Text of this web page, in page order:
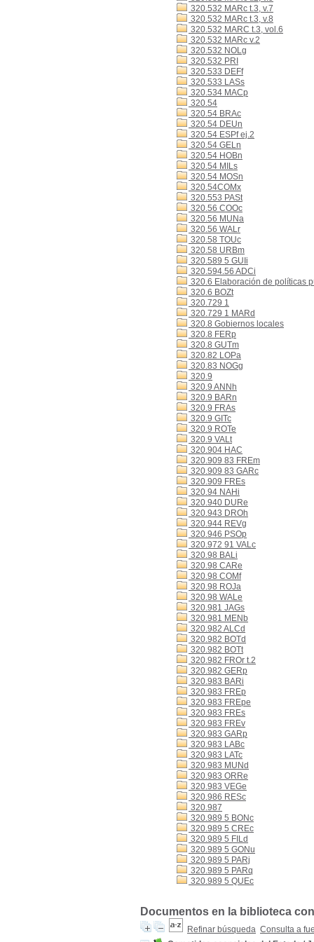
320.532 MARc t.3, v.7
320.532 MARc t.3, v.8
320.532 MARC t.3, vol.6
320.532 MARc v.2
320.532 NOLg
320.532 PRI
320.533 DEFf
320.533 LASs
320.534 MACp
320.54
320.54 BRAc
320.54 DEUn
320.54 ESPf ej.2
320.54 GELn
320.54 HOBn
320.54 MILs
320.54 MOSn
320.54COMx
320.553 PASt
320.56 COOc
320.56 MUNa
320.56 WALr
320.58 TOUc
320.58 URBm
320.589 5 GUIi
320.594.56 ADCi
320.6 Elaboración de políticas
320.6 BOZt
320.729 1
320.729 1 MARd
320.8 Gobiernos locales
320.8 FERp
320.8 GUTm
320.82 LOPa
320.83 NOGg
320.9
320.9 ANNh
320.9 BARn
320.9 FRAs
320.9 GITc
320.9 ROTe
320.9 VALt
320.904 HAC
320.909 83 FREm
320.909 83 GARc
320.909 FREs
320.94 NAHi
320.940 DURe
320.943 DROh
320.944 REVg
320.946 PSOp
320.972 91 VALc
320.98 BALi
320.98 CARe
320.98 COMf
320.98 ROJa
320.98 WALe
320.981 JAGs
320.981 MENb
320.982 ALCd
320.982 BOTd
320.982 BOTt
320.982 FROr t.2
320.982 GERp
320.983 BARi
320.983 FREp
320.983 FREpe
320.983 FREs
320.983 FREv
320.983 GARp
320.983 LABc
320.983 LATc
320.983 MUNd
320.983 ORRe
320.983 VEGe
320.986 RESc
320.987
320.989 5 BONc
320.989 5 CREc
320.989 5 FILd
320.989 5 GONu
320.989 5 PARj
320.989 5 PARq
320.989 5 QUEc
Documentos en la biblioteca
Refinar búsqueda Consulta a